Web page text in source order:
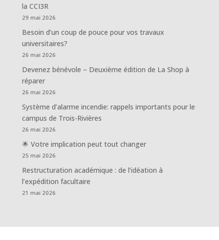
la CCI3R
29 mai 2026
Besoin d’un coup de pouce pour vos travaux
universitaires?
26 mai 2026
Devenez bénévole – Deuxième édition de La Shop à
réparer
26 mai 2026
Système d’alarme incendie: rappels importants pour le
campus de Trois-Rivières
26 mai 2026
🌟 Votre implication peut tout changer
25 mai 2026
Restructuration académique : de l’idéation à
l’expédition facultaire
21 mai 2026